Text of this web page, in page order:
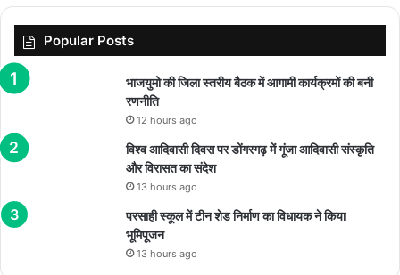
Popular Posts
भाजयुमो की जिला स्तरीय बैठक में आगामी कार्यक्रमों की बनी
रणनीति
12 hours ago
विश्व आदिवासी दिवस पर डोंगरगढ़ में गूंजा आदिवासी संस्कृति
और विरासत का संदेश
13 hours ago
परसाही स्कूल में टीन शेड निर्माण का विधायक ने किया
भूमिपूजन
13 hours ago